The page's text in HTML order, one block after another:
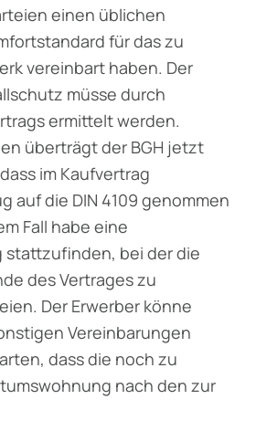
einen üblichen
für das zu
vereinbart haben. Der
müsse durch
ermittelt werden.
überträgt der BGH jetzt
im Kaufvertrag
auf die DIN 4109 genommen
Fall habe eine
stattzufinden, bei der die
des Vertrages zu
Der Erwerber könne
Vereinbarungen
dass die noch zu
nach den zur